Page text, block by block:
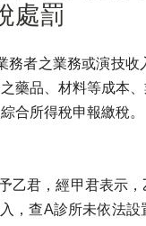
處罰
者之業務或演技
藥品、材料等成本
合所得稅申報繳稅。
乙君，經甲君表示
，查A診所未依法